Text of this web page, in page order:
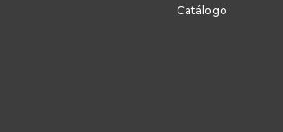
Catálogo